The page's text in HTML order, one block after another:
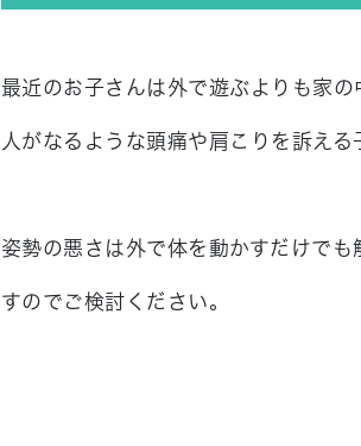
最近のお子さんは外で遊ぶよりも家
人がなるような頭痛や肩こりを訴え
姿勢の悪さは外で体を動かすだけで
すのでご検討ください。